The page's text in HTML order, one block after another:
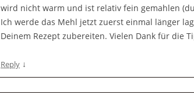
wird nicht warm und ist relativ fein gemahlen
Ich werde das Mehl jetzt zuerst einmal länger
Deinem Rezept zubereiten. Vielen Dank für die
Reply ↓